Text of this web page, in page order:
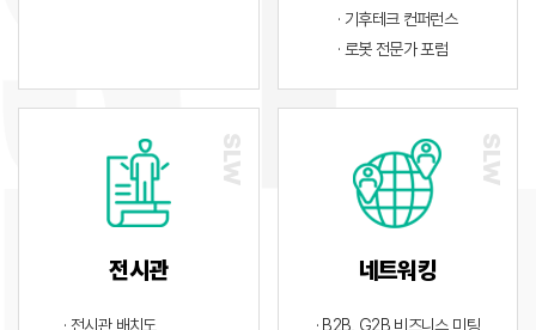
· 기후테크 컨퍼런스
· 로봇 전문가 포럼
전시관
· 전시관 배치도
네트워킹
· B2B, G2B 비즈니스 미팅